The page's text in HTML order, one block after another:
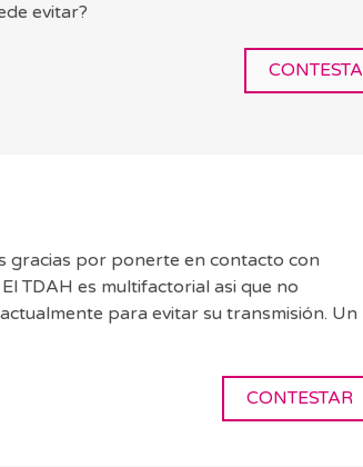
evitar?
gracias por ponerte en contacto con
TDAH es multifactorial asi que no
para evitar su transmisión. Un
CONTESTAR